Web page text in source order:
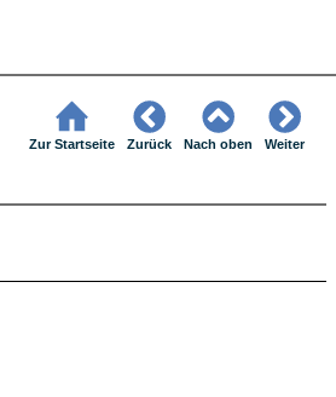
Zur Startseite Zurück Nach oben Weiter